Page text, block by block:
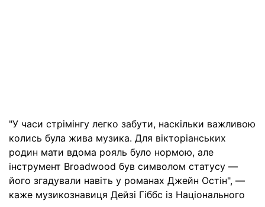
"У часи стрімінгу легко забути, наскільки важливою
колись була жива музика. Для вікторіанських
родин мати вдома рояль було нормою, але
інструмент Broadwood був символом статусу —
його згадували навіть у романах Джейн Остін", —
каже музикознавиця Дейзі Гіббс із Національного